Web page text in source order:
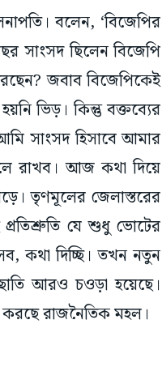
বলেন, ‘বিজেপির
সাংসদ ছিলেন বিজেপি
জবাব বিজেপিকেই
ভিড়। কিন্তু বক্তব্যের
সাংসদ হিসাবে আমার
রাখব। আজ কথা দিয়ে
তৃণমূলের জেলাস্তরের
যে শুধু ভোটের
কথা দিচ্ছি। তখন নতুন
আরও চওড়া হয়েছে।
করছে রাজনৈতিক মহল।